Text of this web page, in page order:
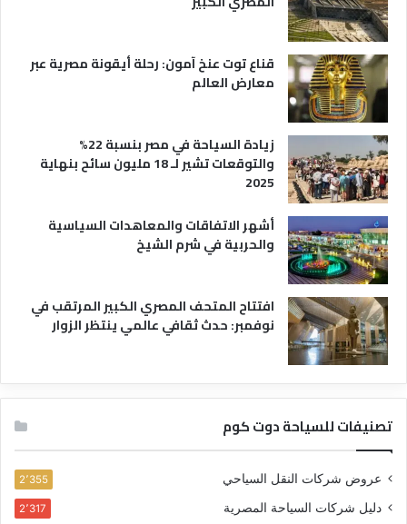
قناع توت عنخ آمون: رحلة أيقونة مصرية عبر
معارض العالم
زيادة السياحة في مصر بنسبة 22%
والتوقعات تشير لـ 18 مليون سائح بنهاية
2025
أشهر الاتفاقات والمعاهدات السياسية
والحربية في شرم الشيخ
افتتاح المتحف المصري الكبير المرتقب في
نوفمبر: حدث ثقافي عالمي ينتظر الزوار
تصنيفات للسياحة دوت كوم
عروض شركات النقل السياحي 2٬355
دليل شركات السياحة المصرية 2٬317